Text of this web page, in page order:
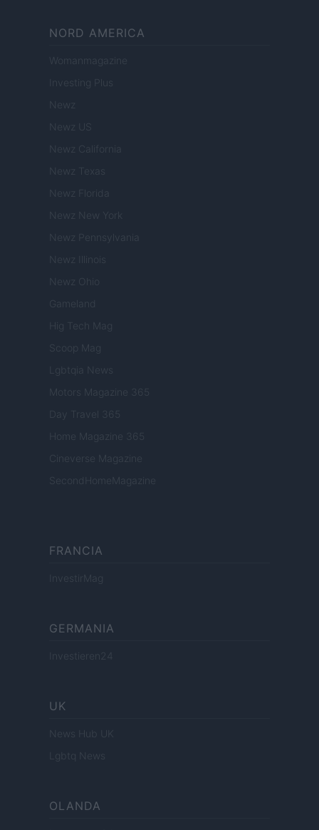
NORD AMERICA
Womanmagazine
Investing Plus
Newz
Newz US
Newz California
Newz Texas
Newz Florida
Newz New York
Newz Pennsylvania
Newz Illinois
Newz Ohio
Gameland
Hig Tech Mag
Scoop Mag
Lgbtqia News
Motors Magazine 365
Day Travel 365
Home Magazine 365
Cineverse Magazine
SecondHomeMagazine
FRANCIA
InvestirMag
GERMANIA
Investieren24
UK
News Hub UK
Lgbtq News
OLANDA